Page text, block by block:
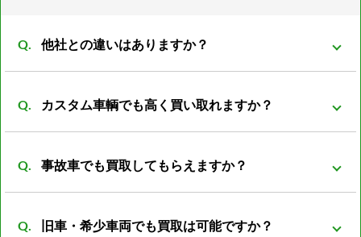
他社との違いはありますか？
もバイクの販売先がある為、 在庫を抱える事も無くコ
ストの削減が可能となっております。 その結果、買取
価格を高くさせていただく事が可能になっておりま
カスタム車輌でも高く買い取れますか？
反映される車両がほとんどです。 ノーマル部品とセッ
トの場合プラス評価しますが、ノーマルパーツが無い
状態ですとマイナス評価となる車両もあります。
事故車でも買取してもらえますか？
可能です。 一般的に廃車費用は8000～数万円かかると
旧車・希少車両でも買取は可能ですか？